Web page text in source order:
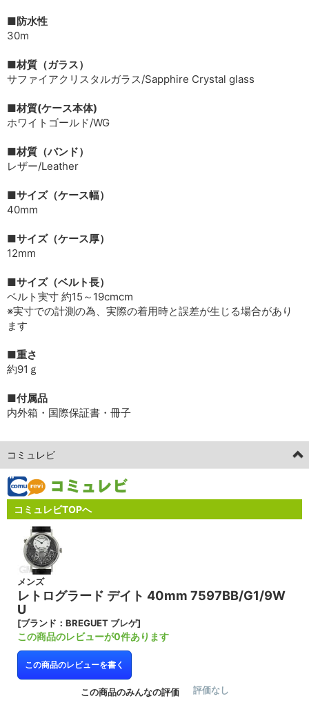
■防水性
30m
■材質（ガラス）
サファイアクリスタルガラス/Sapphire Crystal glass
■材質(ケース本体)
ホワイトゴールド/WG
■材質（バンド）
レザー/Leather
■サイズ（ケース幅）
40mm
■サイズ（ケース厚）
12mm
■サイズ（ベルト長）
ベルト実寸 約15～19cmcm
※実寸での計測の為、実際の着用時と誤差が生じる場合があり
ます
■重さ
約91ｇ
■付属品
内外箱・国際保証書・冊子
コミュレビ
コミュレビTOPへ
メンズ
レトログラード デイト 40mm 7597BB/G1/9W
U
[ブランド：BREGUET ブレゲ]
この商品のレビューが0件あります
この商品のレビューを書く
この商品のみんなの評価 評価なし